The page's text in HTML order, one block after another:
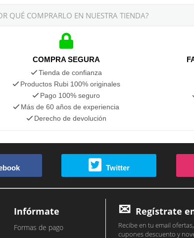
QUÉ COMPRARLO EN NUESTRA TIENDA?
COMPRA SEGURA
Tienda de confianza
Productos Rubi 100% originales
Pago 100% seguro
Más de 60 años de experiencia
Derecho de devolución
Twitter
Infórmate
Formas de pago
Regístrate
Recibe en tu email
cupones descuento y